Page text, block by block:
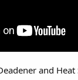
and